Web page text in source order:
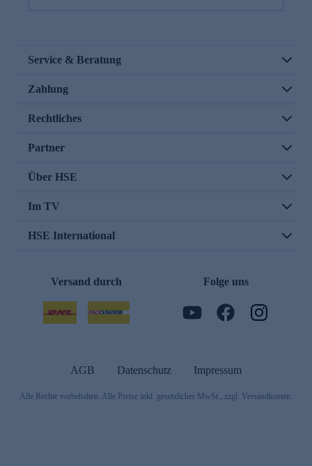
Service & Beratung
Zahlung
Rechtliches
Partner
Über HSE
Im TV
HSE International
Versand durch Folge uns
AGB Datenschutz Impressum
Alle Rechte vorbehalten. Alle Preise inkl. gesetzlicher MwSt., zzgl. Versandkosten.